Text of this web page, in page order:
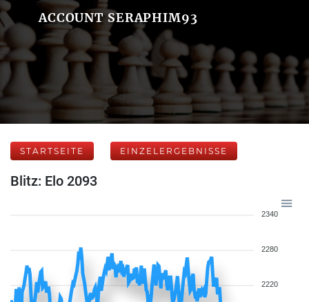
ACCOUNT SERAPHIM93
STARTSEITE EINZELERGEBNISSE
Blitz: Elo 2093
2340
2280
2220